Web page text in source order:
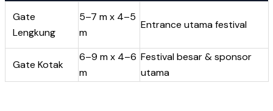
Gate
Lengkung
5–7 m x 4–5
m
Entrance utama festival
Gate Kotak
6–9 m x 4–6
m
Festival besar & sponsor
utama